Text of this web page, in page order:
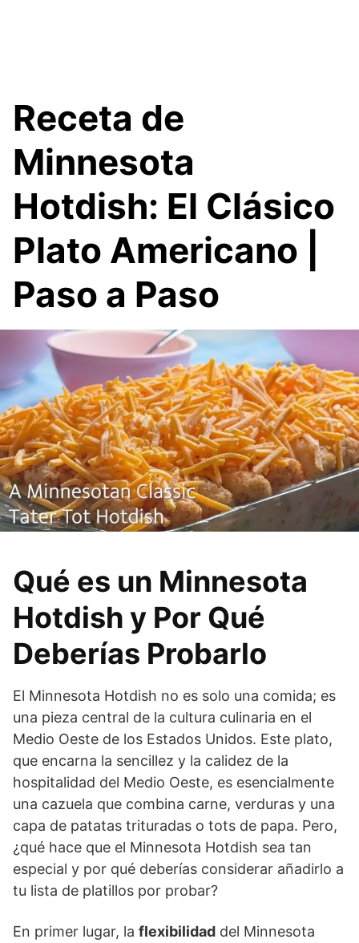
Receta de
Minnesota
Hotdish: El Clásico
Plato Americano |
Paso a Paso
Qué es un Minnesota
Hotdish y Por Qué
Deberías Probarlo
El Minnesota Hotdish no es solo una comida; es
una pieza central de la cultura culinaria en el
Medio Oeste de los Estados Unidos. Este plato,
que encarna la sencillez y la calidez de la
hospitalidad del Medio Oeste, es esencialmente
una cazuela que combina carne, verduras y una
capa de patatas trituradas o tots de papa. Pero,
¿qué hace que el Minnesota Hotdish sea tan
especial y por qué deberías considerar añadirlo a
tu lista de platillos por probar?
En primer lugar, la flexibilidad del Minnesota